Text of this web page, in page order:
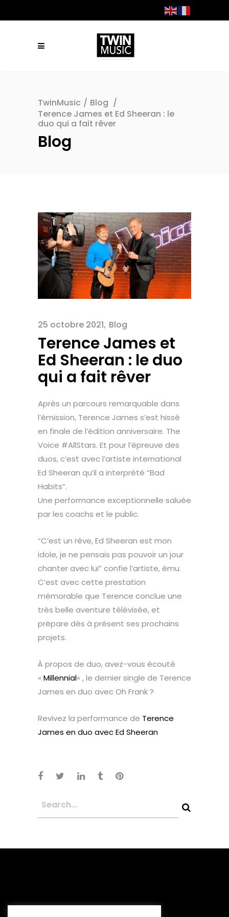
TwinMusic / Blog /
Terence James et Ed Sheeran : le
duo qui a fait rêver
Blog
25 octobre 2021 Blog
Terence James et
Ed Sheeran : le duo
qui a fait rêver
Après un parcours remarquable dans
l’émission, Terence James s’est hissé
en finale de l’édition anniversaire. The
Voice #AllStars. Et pour l’épreuve des
duos, c’est avec l’artiste international
Ed Sheeran qu’il a interprété “Bad
Habits”.
Une performance exceptionnelle saluée
par les coachs et le public.
“C’est un rêve, Ed Sheeran est mon
idole, je ne pensais pas pouvoir un jour
chanter avec lui” confie l’artiste, ému.
C’est avec cette prestation
mémorable que Terence conclue une
très belle aventure télévisée, et
prépare dès à présent ses prochains
projets.
À propos de duo, avez-vous écouté
« Millennial« , le dernier single de Terence
James en duo avec Oh Frank ?
Revivez la performance de Terence
James en duo avec Ed Sheeran